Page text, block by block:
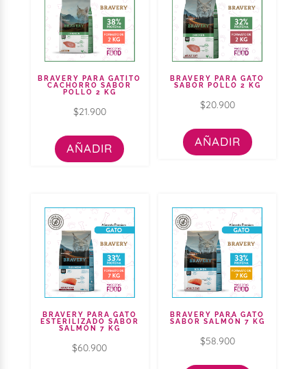
BRAVERY PARA GATITO
CACHORRO SABOR
POLLO 2 KG
$21.900
AÑADIR
BRAVERY PARA GATO
SABOR POLLO 2 KG
$20.900
AÑADIR
BRAVERY PARA GATO
ESTERILIZADO SABOR
SALMÓN 7 KG
$60.900
BRAVERY PARA GATO
SABOR SALMÓN 7 KG
$58.900